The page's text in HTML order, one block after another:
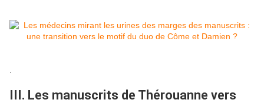
III. Les manuscrits de Thérouanne vers